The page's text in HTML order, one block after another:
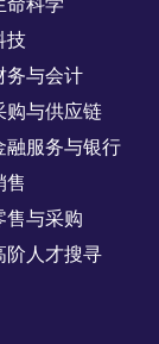
技
务与会计
购与供应链
融服务与银行
售
售与采购
阶人才搜寻